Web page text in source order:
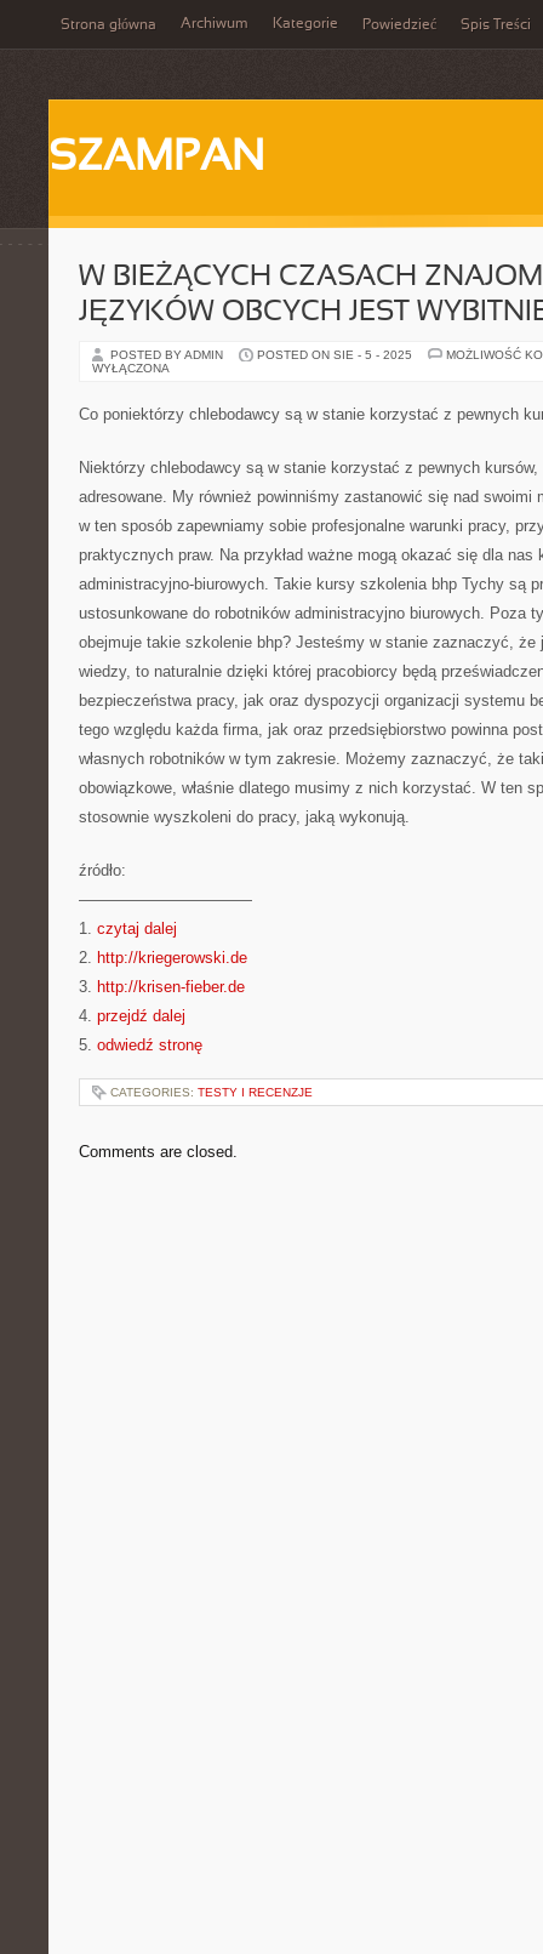
Strona główna Archiwum Kategorie Powiedzieć Spis Treści
SZAMPAN
W BIEŻĄCYCH CZASACH
JĘZYKÓW OBCYCH JEST
POSTED BY ADMIN POSTED ON SIE - 5 - 2025
MOŻLIWOŚĆ
WYŁĄCZONA
Co poniektórzy chlebodawcy są w stanie korzystać z pewnych
Niektórzy chlebodawcy są w stanie korzystać z pewnych
adresowane. My również powinniśmy zastanowić się nad swoimi
w ten sposób zapewniamy sobie profesjonalne warunki pracy,
praktycznych praw. Na przykład ważne mogą okazać się dla nas
administracyjno-biurowych. Takie kursy szkolenia bhp Tychy są
ustosunkowane do robotników administracyjno biurowych. Poza
obejmuje takie szkolenie bhp? Jesteśmy w stanie zaznaczyć, że
wiedzy, to naturalnie dzięki której pracobiorcy będą
bezpieczeństwa pracy, jak oraz dyspozycji organizacji systemu
tego względu każda firma, jak oraz przedsiębiorstwo powinna
własnych robotników w tym zakresie. Możemy zaznaczyć, że
obowiązkowe, właśnie dlatego musimy z nich korzystać. W ten
stosownie wyszkoleni do pracy, jaką wykonują.
źródło:
———————————
1. czytaj dalej
2. http://kriegerowski.de
3. http://krisen-fieber.de
4. przejdź dalej
5. odwiedź stronę
CATEGORIES: TESTY I RECENZJE
Comments are closed.